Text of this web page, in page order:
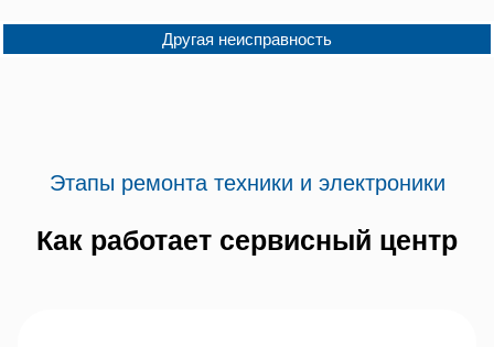
Другая неисправность
Этапы ремонта техники и электроники
Как работает сервисный центр